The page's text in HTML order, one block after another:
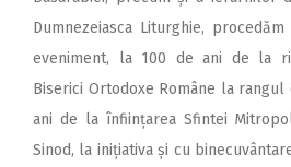
Dumnezeiasca Liturghie,
eveniment, la 100 de ani de la
Biserici Ortodoxe Române la
ani de la înființarea Sfintei
Sinod, la inițiativa și cu